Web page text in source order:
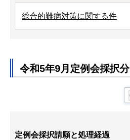
総合的難病対策に関する件
令和5年9月定例会採択分
定例会採択請願と処理経過